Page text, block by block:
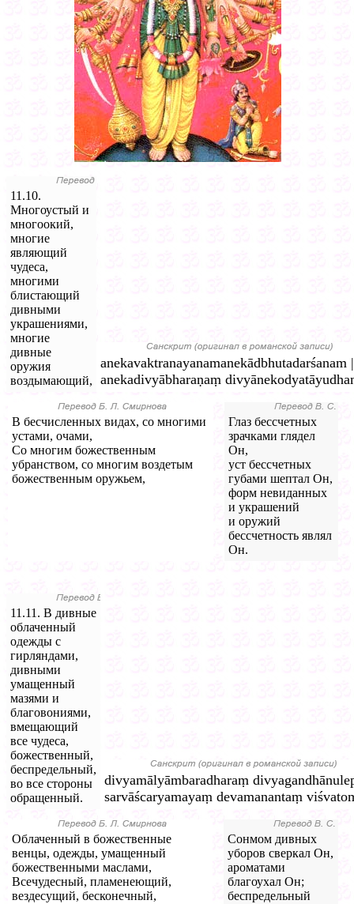
11.10.
Многоустый и
многоокий,
многие
являющий
чудеса,
многими
блистающий
дивными
украшениями,
многие
дивные
оружия
воздымающий,
anekavaktranayanamanekādbhutadarśanam
anekadivyābharaṇaṃ
В бесчисленных видах, со многими
устами, очами,
Со многим божественным
убранством, со многим воздетым
божественным оружьем,
Глаз бессчетных
зрачками глядел
Он,
уст бессчетных
губами шептал Он,
форм невиданных
и украшений
и оружий
бессчетность являл
Он.
11.11. В дивные
облаченный
одежды с
гирляндами,
дивными
умащенный
мазями и
благовониями,
вмещающий
все чудеса,
божественный,
беспредельный,
во все стороны
обращенный.
divyamālyāmbaradharaṃ
sarvāścaryamayaṃ devamanantaṃ
Облаченный в божественные
венцы, одежды, умащенный
божественными маслами,
Всечудесный, пламенеющий,
вездесущий, бесконечный,
Сонмом дивных
уборов сверкал Он,
ароматами
благоухал Он;
беспредельный